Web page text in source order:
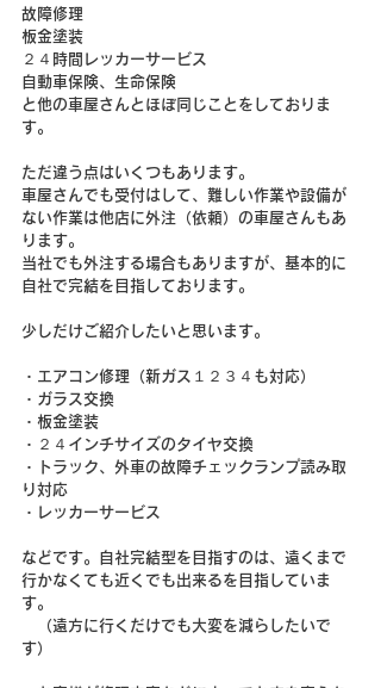
故障修理
板金塗装
２４時間レッカーサービス
自動車保険、生命保険
と他の車屋さんとほぼ同じことをしておりま
す。
ただ違う点はいくつもあります。
車屋さんでも受付はして、難しい作業や設備が
ない作業は他店に外注（依頼）の車屋さんもあ
ります。
当社でも外注する場合もありますが、基本的に
自社で完結を目指しております。
少しだけご紹介したいと思います。
・エアコン修理（新ガス１２３４も対応）
・ガラス交換
・板金塗装
・２４インチサイズのタイヤ交換
・トラック、外車の故障チェックランプ読み取
り対応
・レッカーサービス
などです。自社完結型を目指すのは、遠くまで
行かなくても近くでも出来るを目指していま
す。
（遠方に行くだけでも大変を減らしたいで
す）